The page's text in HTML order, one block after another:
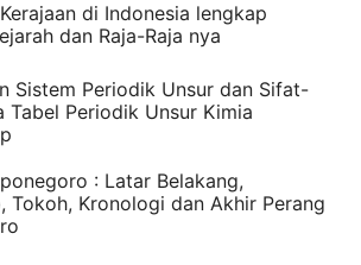
di Indonesia lengkap
dan Raja-Raja nya
Sistem Periodik Unsur dan Sifat-
Tabel Periodik Unsur Kimia
: Latar Belakang,
Tokoh, Kronologi dan Akhir Perang